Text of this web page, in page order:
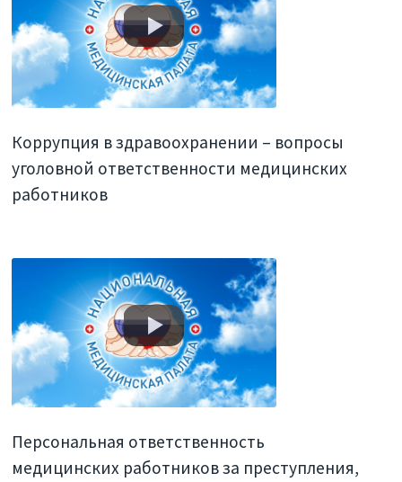
Коррупция в здравоохранении – вопросы
уголовной ответственности медицинских
работников
Персональная ответственность
медицинских работников за преступления,